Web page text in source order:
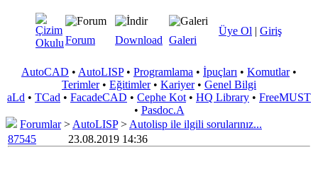
Üye Ol | Giriş
Forum Download Galeri
AutoCAD • AutoLISP• Programlama • İpuçları • Komutlar•
Terimler• Eğitimler• Kariyer• Genel Bilgi
aLd • TCad • FacadeCAD • Cephe Kot • HQ Library • FreeMUST
• Pasdoc.A
Forumlar> AutoLISP> Autolisp ile ilgili sorularınız...
87545
23.08.2019 14:36